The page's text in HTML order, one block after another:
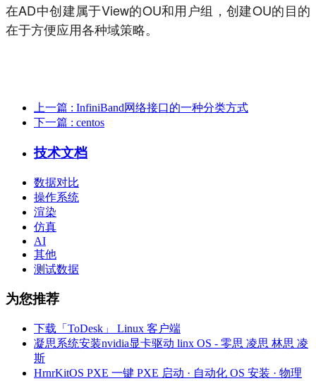
在AD中创建属于View的OU和用户组，创建OU的目的
在于方便应用各种域策略。
上一篇 : InfiniBand网络接口的一种分类方式
下一篇 : centos
技术文档
数据对比
操作系统
渲染
仿真
AI
其他
测试数据
为您推荐
下载「ToDesk」 Linux 客户端
凝思系统安装nvidia显卡驱动 linx OS - 零思 凌思 林思 凌
斯
HrnrKitOS PXE 一键 PXE 启动 · 自动化 OS 安装 · 物理